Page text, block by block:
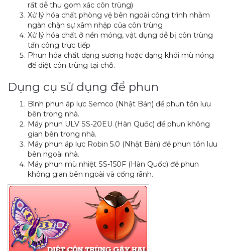
rất dễ thu gom xác côn trùng)
Xử lý hóa chất phòng vệ bên ngoài công trình nhằm
ngăn chặn sự xâm nhập của côn trùng
Xử lý hóa chất ở nền móng, vật dụng dễ bị côn trùng
tấn công trực tiếp
Phun hóa chất dạng sương hoặc dạng khói mù nóng
để diệt côn trùng tại chỗ.
Dụng cụ sử dụng để phun
Bình phun áp lực Semco (Nhật Bản) để phun tồn lưu
bên trong nhà.
Máy phun ULV SS-20EU (Hàn Quốc) để phun không
gian bên trong nhà.
Máy phun áp lực Robin 5.0 (Nhật Bản) để phun tồn lưu
bên ngoài nhà.
Máy phun mù nhiệt SS-150F (Hàn Quốc) để phun
không gian bên ngoài và cống rãnh.